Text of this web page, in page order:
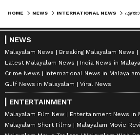
HOME NEWS INTERNATIONAL NEWS
NEWS
Malayalam News
Breaking Malayalam News
Latest Malayalam News
India News in
Crime News
International News in Malayalam
Gulf News in Malayalam
Viral News
ENTERTAINMENT
Malayalam Film New
Entertainment News in
Malayalam Short Films
Malayalam Movie